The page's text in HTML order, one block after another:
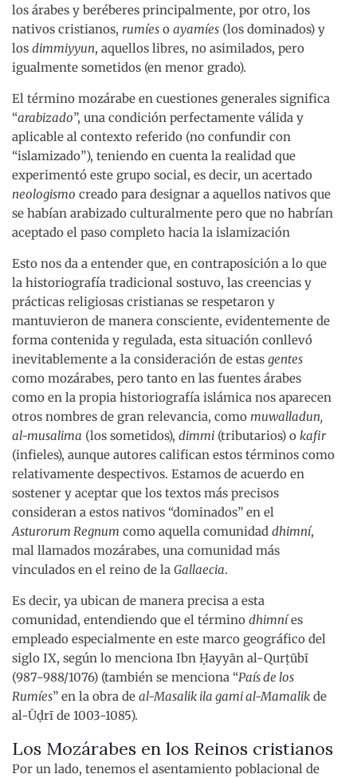
los árabes y beréberes principalmente, por otro, los
nativos cristianos, rumíes o ayamíes (los dominados) y
los dimmiyyun, aquellos libres, no asimilados, pero
igualmente sometidos (en menor grado).
El término mozárabe en cuestiones generales significa
“arabizado”, una condición perfectamente válida y
aplicable al contexto referido (no confundir con
“islamizado”), teniendo en cuenta la realidad que
experimentó este grupo social, es decir, un acertado
neologismo creado para designar a aquellos nativos que
se habían arabizado culturalmente pero que no habrían
aceptado el paso completo hacia la islamización
Esto nos da a entender que, en contraposición a lo que
la historiografía tradicional sostuvo, las creencias y
prácticas religiosas cristianas se respetaron y
mantuvieron de manera consciente, evidentemente de
forma contenida y regulada, esta situación conllevó
inevitablemente a la consideración de estas gentes
como mozárabes, pero tanto en las fuentes árabes
como en la propia historiografía islámica nos aparecen
otros nombres de gran relevancia, como muwalladun,
al-musalima (los sometidos), dimmi (tributarios) o kafir
(infieles), aunque autores califican estos términos como
relativamente despectivos. Estamos de acuerdo en
sostener y aceptar que los textos más precisos
consideran a estos nativos “dominados” en el
Asturorum Regnum como aquella comunidad dhimní,
mal llamados mozárabes, una comunidad más
vinculados en el reino de la Gallaecia.
Es decir, ya ubican de manera precisa a esta
comunidad, entendiendo que el término dhimníes
empleado especialmente en este marco geográfico del
siglo IX, según lo menciona Ibn Ḥayyān al-Qurṭūbī
(987-988/1076) (también se menciona “País de los
Rumíes” en la obra de al-Masalik ila gami al-Mamalik de
al-Ūḍrī de 1003-1085).
Los Mozárabes en los Reinos cristianos
Por un lado, tenemos el asentamiento poblacional de